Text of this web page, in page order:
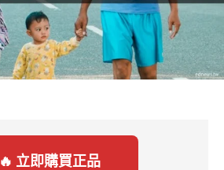
🔥 立即購買正品